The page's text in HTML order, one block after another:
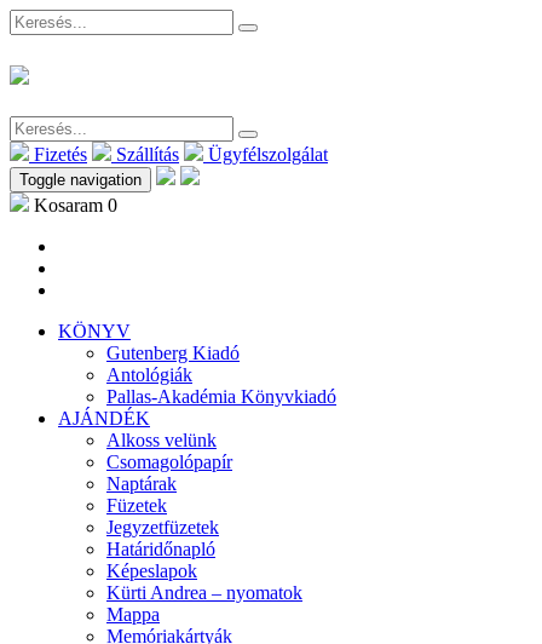
Fizetés Szállítás Ügyfélszolgálat
Toggle navigation
Kosaram 0
KÖNYV
Gutenberg Kiadó
Antológiák
Pallas-Akadémia Könyvkiadó
AJÁNDÉK
Alkoss velünk
Csomagolópapír
Naptárak
Füzetek
Jegyzetfüzetek
Határidőnapló
Képeslapok
Kürti Andrea – nyomatok
Mappa
Memóriakártyák